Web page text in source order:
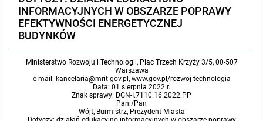
Protokoły z posiedzeń sesji 2023
Protokoły z posiedzeń sesji 2021
Protokoły z posiedzeń sesji 2020
Wspólne posiedzenia Komisji Rady Gminy Lasowice Wielkie
Uchwały Rady Gminy 2009-2014
Informacje o finansach publicznych
Strategia rozwoju
Gospodarka przestrzenna
Kogo dotyczy BIP?
Podstawy prawne
Formularz oświadczenia BIP
MENU PRZEDMIOTOWE
Instytucje Gminne
JEDNOSTKI ORGANIZACYJNE
Ośrodek Pomocy Społecznej
Zarządzenia Wójta
Zarządzenia Wójta 2024-2029
INFORMACYJNYCH W OBSZARZE POPRAWY
EFEKTYWNOŚCI ENERGETYCZNEJ
BUDYNKÓW
Ministerstwo Rozwoju i Technologii, Plac Trzech Krzyży 3/5, 00-507
Warszawa
e-mail: kancelaria@mrit.gov.pl, www.gov.pl/rozwoj-technologia
Data: 01 sierpnia 2022 r.
Znak sprawy: DGN-I.7110.16.2022.PP
Pani/Pan
Wójt, Burmistrz, Prezydent Miasta